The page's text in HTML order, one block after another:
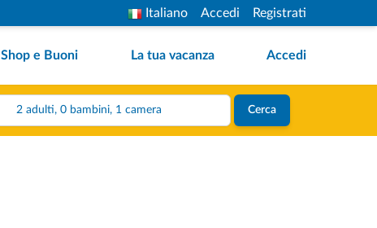
Italiano Accedi Registrati
Shop e Buoni La tua vacanza Accedi
2 adulti, 0 bambini, 1 camera Cerca